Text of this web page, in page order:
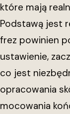
które mają
Podstawą jest
frez powinien
ustawienie,
co jest
opracowania
mocowania